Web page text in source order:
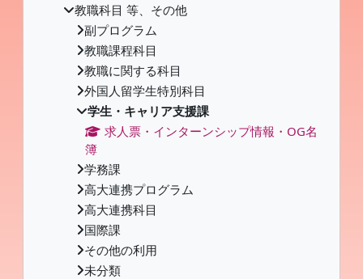
教職科目 等、その他
副プログラム
教職課程科目
教職に関する科目
外国人留学生特別科目
学生・キャリア支援課
求人票・インターンシップ情報・OG名
簿
学務課
高大連携プログラム
高大連携科目
国際課
その他の利用
未分類